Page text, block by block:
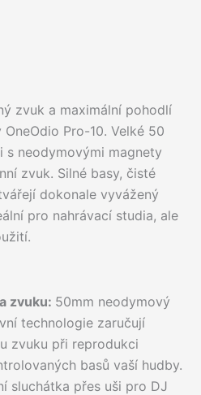
zvuk a maximální pohodlí
Pro-10. Velké 50
s neodymovými magnety
zvuk. Silné basy, čisté
dokonale vyvážený
pro nahrávací studia, ale
zvuku: 50mm neodymový
technologie zaručují
zvuku při reprodukci
basů vaší hudby.
sluchátka přes uši pro DJ